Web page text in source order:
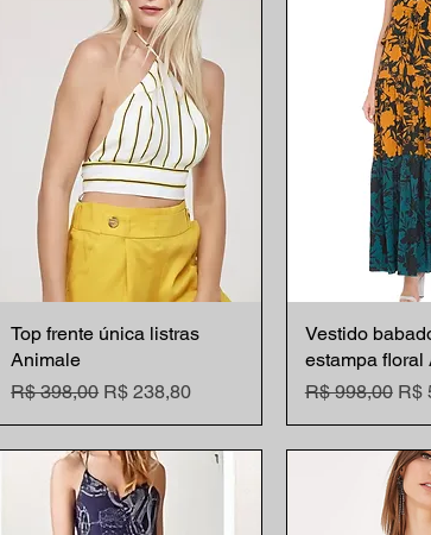
Visualização rápida
Top frente única listras
Animale
Preço normal
R$ 398,00 Preço promocional
R$ 238,80
Vestido
estampa floral
Preço normal
R$ 998,00 R$